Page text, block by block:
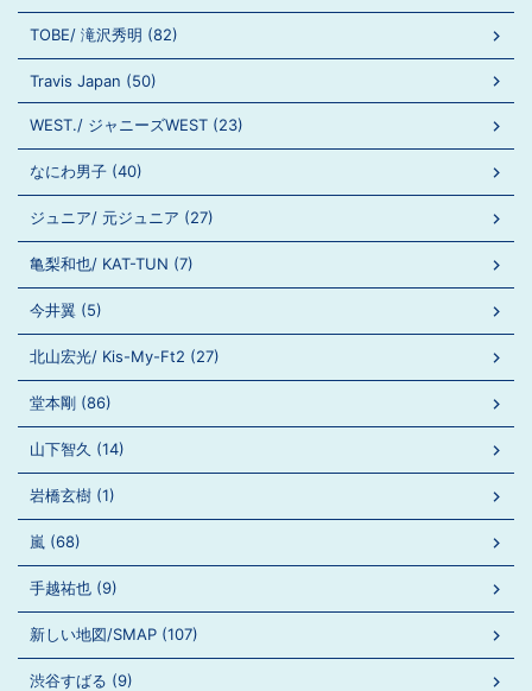
TOBE/ 滝沢秀明 (82)
Travis Japan (50)
WEST./ ジャニーズWEST (23)
なにわ男子 (40)
ジュニア/ 元ジュニア (27)
亀梨和也/ KAT-TUN (7)
今井翼 (5)
北山宏光/ Kis-My-Ft2 (27)
堂本剛 (86)
山下智久 (14)
岩橋玄樹 (1)
嵐 (68)
手越祐也 (9)
新しい地図/SMAP (107)
渋谷すばる (9)